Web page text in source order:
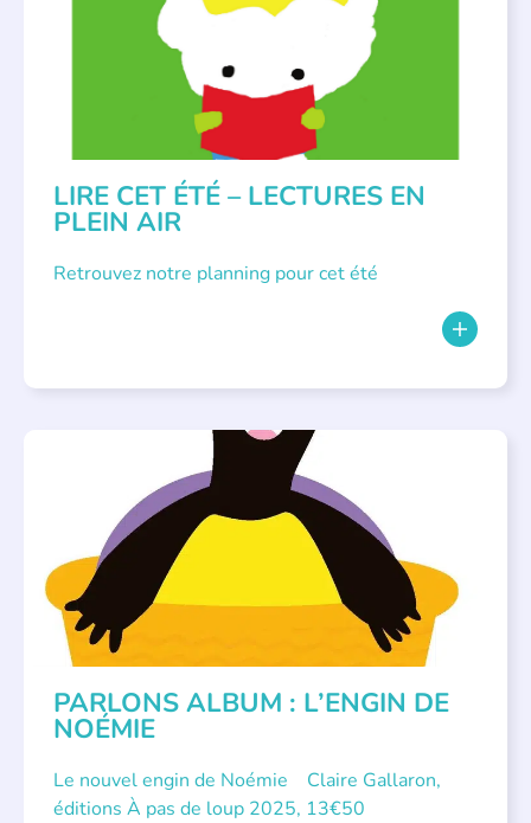
LIRE CET ÉTÉ – LECTURES EN
PLEIN AIR
Retrouvez notre planning pour cet été
PARLONS ALBUM : L’ENGIN DE
NOÉMIE
Le nouvel engin de Noémie Claire Gallaron,
éditions À pas de loup 2025, 13€50